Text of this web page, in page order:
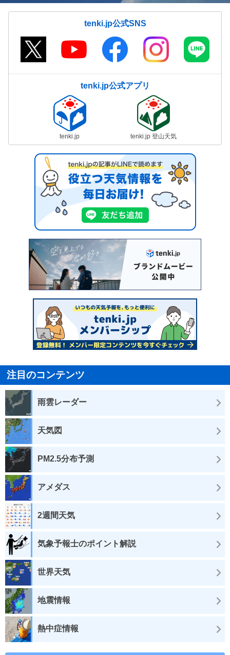
tenki.jp公式SNS
tenki.jp公式アプリ
tenki.jp tenki.jp 登山天気
注目のコンテンツ
雨雲レーダー
天気図
PM2.5分布予測
アメダス
2週間天気
気象予報士のポイント解説
世界天気
地震情報
熱中症情報